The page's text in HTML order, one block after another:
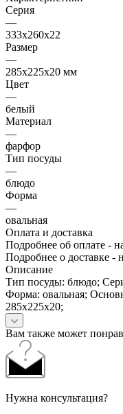
Серия
—
333х260х22
Размер
—
285х225х20 мм
Цвет
—
белый
Материал
—
фарфор
Тип посуды
—
блюдо
Форма
—
овальная
Оплата и доставка
Подробнее об оплате -
Подробнее о доставке -
Описание
Тип посуды: блюдо;
Форма: овальная;
285х225х20;
Вам также может
Нужна консультация?